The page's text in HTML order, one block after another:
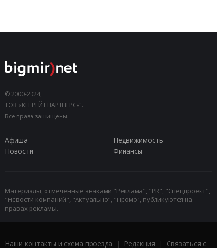
© 2000-2024,
ТОВ «КЕПРЕЙТ ПАРТНЕРС»".
Все права защищены.
Афиша
Недвижимость
Новости
Финансы
Материалы, отмеченные знаками "Реклама", "PR", "Спецпроект",
"Новости компаний", "Актуально", "Промо", публикуются на
правах рекламы.
Наши контакты и схема проезда | Редакция | Связаться с